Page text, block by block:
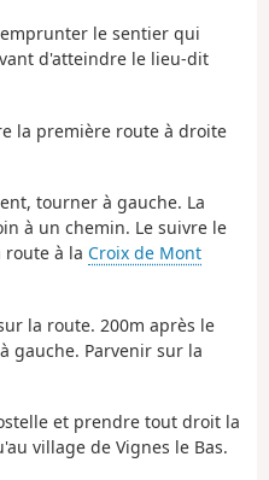
le sentier qui
d'atteindre le lieu-dit
la première route à droite
tourner à gauche. La
à un chemin. Le suivre le
route à la Croix de Mont
la route. 200m après le
gauche. Parvenir sur la
et prendre tout droit la
village de Vignes le Bas.